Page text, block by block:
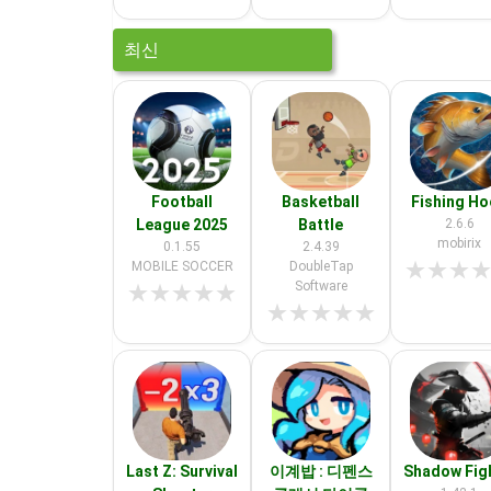
최신
Football
League 2025
0.1.55
MOBILE SOCCER
★★★★★
Basketball
Battle
2.4.39
DoubleTap
Software
★★★★★
Fishing
2.6.6
mobirix
★★★
Last Z: Survival
이계밥 : 디펜스
Shadow